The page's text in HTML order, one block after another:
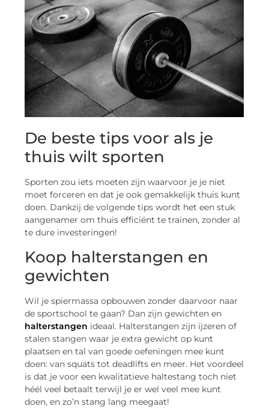
De beste tips voor als je
thuis wilt sporten
Sporten zou iets moeten zijn waarvoor je je niet
moet forceren en dat je ook gemakkelijk thuis kunt
doen. Dankzij de volgende tips wordt het een stuk
aangenamer om thuis efficiënt te trainen, zonder al
te dure investeringen!
Koop halterstangen en
gewichten
Wil je spiermassa opbouwen zonder daarvoor naar
de sportschool te gaan? Dan zijn gewichten en
halterstangen ideaal. Halterstangen zijn ijzeren of
stalen stangen waar je extra gewicht op kunt
plaatsen en tal van goede oefeningen mee kunt
doen: van squats tot deadlifts en meer. Het voordeel
is dat je voor een kwalitatieve haltestang toch niet
héél veel betaalt terwijl je er wel veel mee kunt
doen, en zo’n stang lang meegaat!